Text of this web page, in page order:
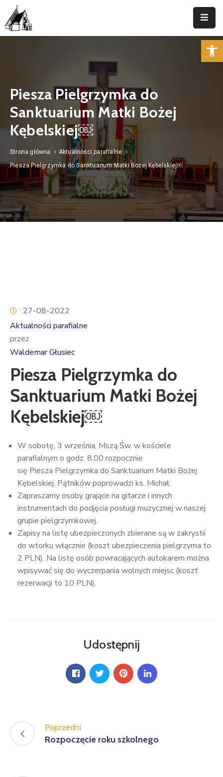
Duszpasterstwo
Aktualności
Kancelaria
Kontakt
Piesza Pielgrzymka do
Sanktuarium Matki Bożej
Kębelskiej￼
Strona główna
Aktualności parafialne
Piesza Pielgrzymka do Sanktuarium Matki Bożej Kębelskiej￼
27-08-2022
Aktualności parafialne
przez
Waldemar Głusiec
Piesza Pielgrzymka do
Sanktuarium Matki Bożej
Kębelskiej￼
W sobotę, 3 września, Mszą Św. w kościele
parafialnym o godz. 8.00 rozpocznie
się Piesza Pielgrzymka do Sanktuarium Matki Bożej
Kębelskiej. Pątników poprowadzi ks. Michał.
Zapraszamy osoby grające na gitarze i innych
instrumentach do podjęcia posługi muzycznej w naszej
grupie pielgrzymkowej.
Zapisy na listę ubezpieczonych zbierane są w zakrystii
do wtorku włącznie (koszt ubezpieczenia pielgrzyma to
2 PLN). Na listę osób powracających autokarem można
wpisywać się do wyczerpania wolnych miejsc (koszt
rezerwacji to 10 PLN).
Udostępnij
Poprzedni
Rozpoczęcie roku szkolnego